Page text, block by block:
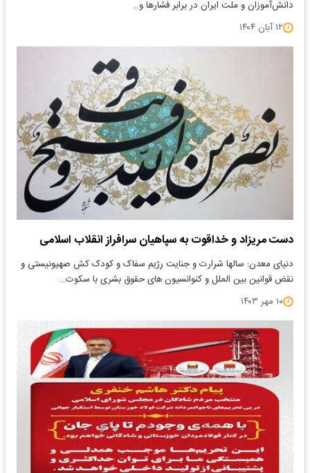
دانش‌آموزان و ملت ایران در برابر فشارها و…
۱۲ آبان ۱۴۰۴
دست مریزاد و خداقوت به سپاهیان سرافراز انقلاب اسلامی
دنیای معدن: سالها شرارت و جنایت رژیم سفاک و کودک کش صهیونیستی و
نقض قوانین بین الملل و کنوانسیون های حقوق بشری با سکوت…
۱۰ مهر ۱۴۰۳